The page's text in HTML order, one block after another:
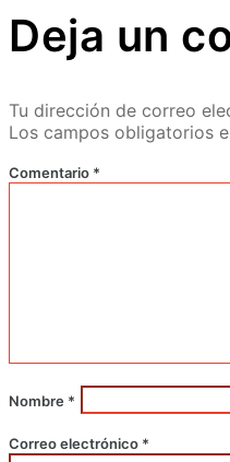
Deja un
Tu dirección de correo
Los campos obligatorios
Comentario *
Nombre *
Correo electrónico *